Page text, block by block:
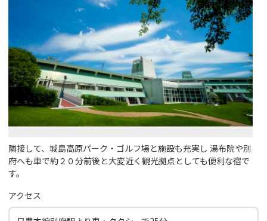
隣接して、城島高原パーク・ゴルフ場と施設も充実し 湯布院や別
府へも車で約２０分前後と大変近く観光拠点としても便利な宿で
す。
アクセス